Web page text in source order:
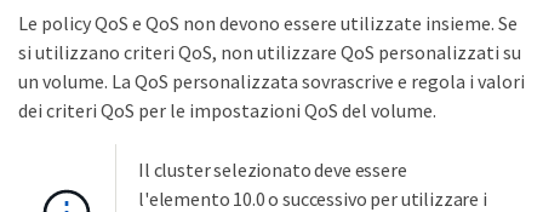
Le policy QoS e QoS non devono essere utilizzate insieme. Se
si utilizzano criteri QoS, non utilizzare QoS personalizzati su
un volume. La QoS personalizzata sovrascrive e regola i valori
dei criteri QoS per le impostazioni QoS del volume.
Il cluster selezionato deve essere
l'elemento 10.0 o successivo per utilizzare i